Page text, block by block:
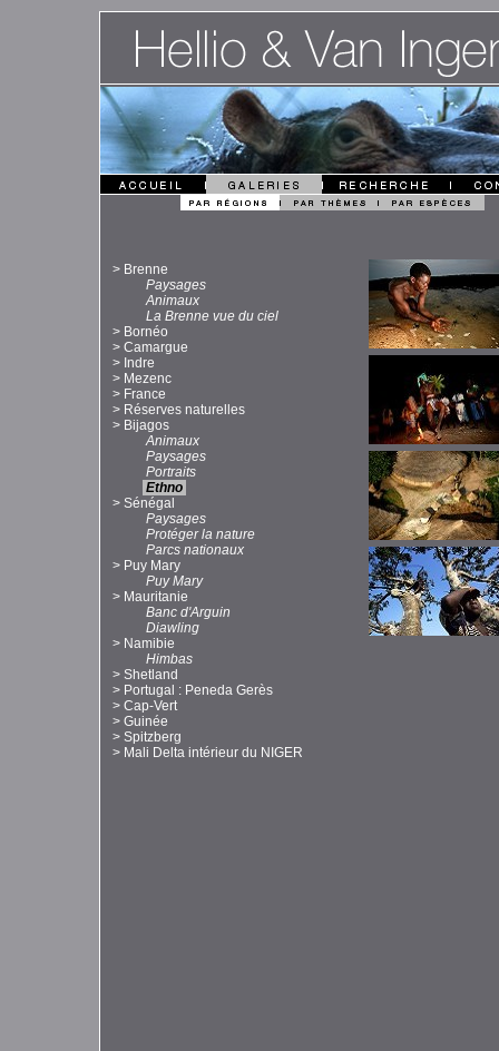
> Brenne
Paysages
Animaux
La Brenne vue du ciel
> Bornéo
> Camargue
> Indre
> Mezenc
> France
> Réserves naturelles
> Bijagos
Animaux
Paysages
Portraits
Ethno
> Sénégal
Paysages
Protéger la nature
Parcs nationaux
> Puy Mary
Puy Mary
> Mauritanie
Banc d'Arguin
Diawling
> Namibie
Himbas
> Shetland
> Portugal : Peneda Gerès
> Cap-Vert
> Guinée
> Spitzberg
> Mali Delta intérieur du NIGER